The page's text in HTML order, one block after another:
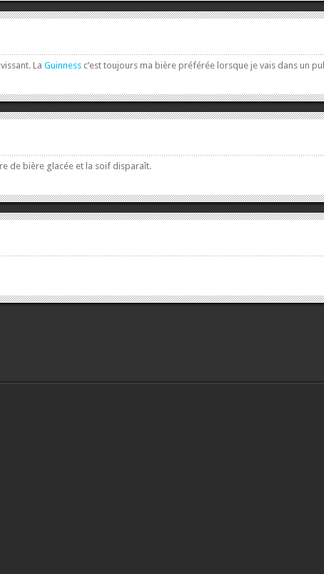
LaGuinness c’est toujours ma bière préférée lorsque je vais dans un
de bière glacée et la soif disparaît.